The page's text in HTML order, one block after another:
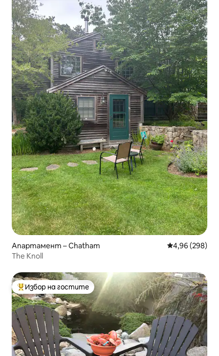
Апартамент – Chatham Средна
4,96 (298)
The Knoll
Най-популярен избор на гостите
Избор на гостите